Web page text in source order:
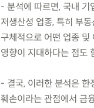
- 분석에 따르면, 국내 기
저생산성 업종, 특히 부
구체적으로 어떤 업종
영향이 지대하다는 점도
- 결국, 이러한 분석은 한
훼손이라는 관점에서 금